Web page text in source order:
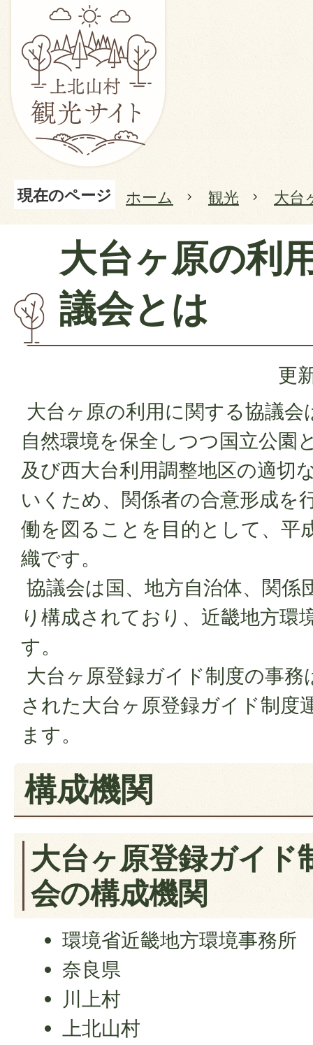
現在のページ ホーム 観光 大台
大台ヶ原の利
議会とは
更
大台ヶ原の利用に関する協議
自然環境を保全しつつ国立公園
及び西大台利用調整地区の適切
いくため、関係者の合意形成を
働を図ることを目的として、平
織です。
協議会は国、地方自治体、関係
り構成されており、近畿地方環
す。
大台ヶ原登録ガイド制度の事
された大台ヶ原登録ガイド制度
ます。
構成機関
大台ヶ原登録ガイド
会の構成機関
環境省近畿地方環境事務所
奈良県
川上村
上北山村